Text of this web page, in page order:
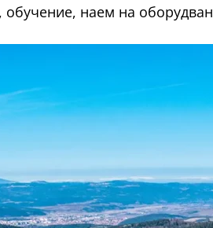
обучение, наем на